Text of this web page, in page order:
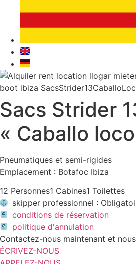
Sacs Strider
« Caballo
Pneumatiques et semi-rigides
Emplacement : Botafoc Ibiza
12 Personnes1 Cabines1 Toilettes
skipper professionnel :
conditions de réservation
politique d'annulation
Contactez-nous maintenant et
ÉCRIVEZ-NOUS